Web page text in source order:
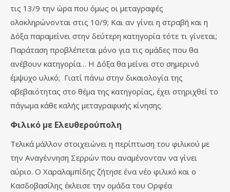
τις 13/9 την ώρα που όμως οι μεταγραφές
ολοκληρώνονται στις 10/9; Και αν γίνει η στραβή και η
Δόξα παραμείνει στην δεύτερη κατηγορία τότε τι γίνεται;
Παράταση προβλέπεται μόνο για τις ομάδες που θα
ανέβουν κατηγορία… Η Δόξα θα μείνει στο σημερινό
έμψυχο υλικό; Γιατί πάνω στην δικαιολογία της
αβεβαιότητας στο θέμα της κατηγορίας, έχει στηριχθεί το
πάγωμα κάθε καλής μεταγραφικής κίνησης.
Φιλικό με Ελευθερούπολη
Τελικά μάλλον στοιχειώνει η περίπτωση του φιλικού με
την Αναγέννηση Σερρών που αναμένονταν να γίνει
αύριο. Ο Χαραλαμπίδης ζήτησε ένα νέο φιλικό και ο
Κασδοβασίλης έκλεισε την ομάδα του Ορφέα